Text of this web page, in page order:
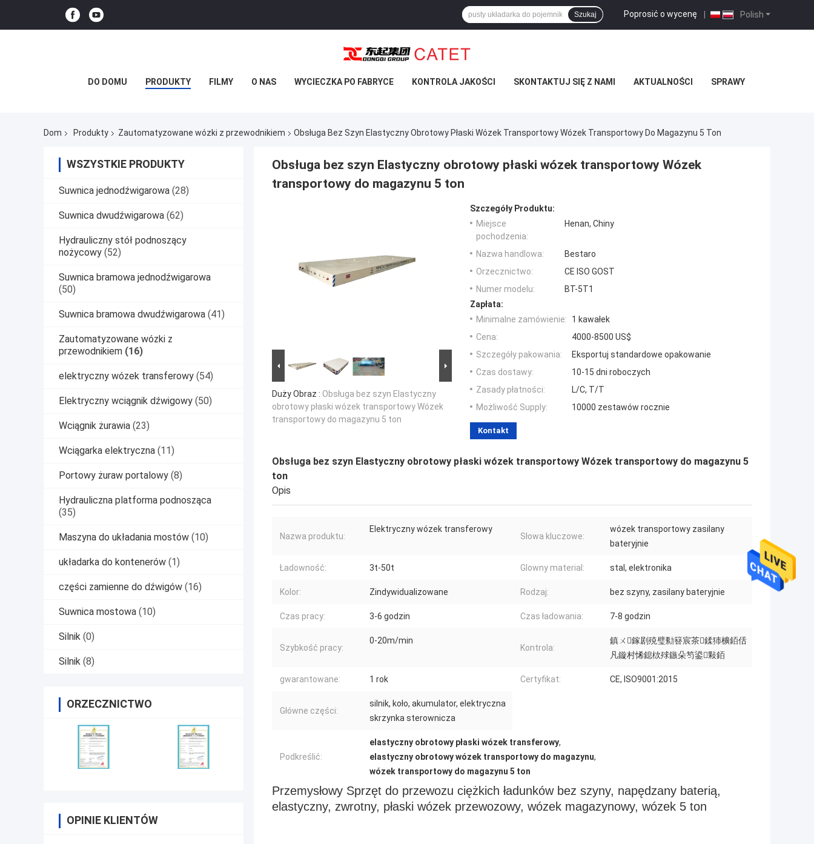
Polish
Poprosić o wycenę |
Szukaj
DO DOMU PRODUKTY FILMY O NAS WYCIECZKA PO FABRYCE KONTROLA JAKOŚCI SKONTAKTUJ SIĘ Z NAMI AKTUALNOŚCI SPRAWY
Dom Produkty Zautomatyzowane wózki z przewodnikiem Obsługa Bez Szyn Elastyczny Obrotowy Płaski Wózek Transportowy Wózek Transportowy Do Magazynu 5 Ton
WSZYSTKIE PRODUKTY
Suwnica jednodźwigarowa (28)
Suwnica dwudźwigarowa (62)
Hydrauliczny stół podnoszący
nożycowy (52)
Suwnica bramowa jednodźwigarowa
(50)
Suwnica bramowa dwudźwigarowa (41)
Zautomatyzowane wózki z
przewodnikiem (16)
elektryczny wózek transferowy (54)
Elektryczny wciągnik dźwigowy (50)
Wciągnik żurawia (23)
Wciągarka elektryczna (11)
Portowy żuraw portalowy (8)
Hydrauliczna platforma podnosząca
(35)
Maszyna do układania mostów (10)
układarka do kontenerów (1)
części zamienne do dźwigów (16)
Suwnica mostowa (10)
Silnik (0)
Silnik (8)
ORZECZNICTWO
OPINIE KLIENTÓW
Obsługa bez szyn Elastyczny obrotowy płaski wózek transportowy Wózek
transportowy do magazynu 5 ton
Duży Obraz : Obsługa bez szyn Elastyczny
obrotowy płaski wózek transportowy Wózek
transportowy do magazynu 5 ton
Szczegóły Produktu:
Miejsce
pochodzenia:
Henan, Chiny
Nazwa handlowa:
Bestaro
Orzecznictwo:
CE ISO GOST
Numer modelu:
BT-5T1
Zapłata:
Minimalne zamówienie:
1 kawałek
Cena:
4000-8500 US$
Szczegóły pakowania:
Eksportuj standardowe opakowanie
Czas dostawy:
10-15 dni roboczych
Zasady płatności:
L/C, T/T
Możliwość Supply:
10000 zestawów rocznie
Kontakt
Obsługa bez szyn Elastyczny obrotowy płaski wózek transportowy Wózek transportowy do magazynu 5
ton
Opis
Nazwa produktu:
Elektryczny wózek transferowy
Słowa kluczowe:
wózek transportowy zasilany
bateryjnie
Ładowność: 3t-50t Glowny material: stal, elektronika
Kolor: Zindywidualizowane Rodzaj: bez szyny, zasilany bateryjnie
Czas pracy: 3-6 godzin Czas ładowania: 7-8 godzin
Szybkość pracy:
0-20m/min
Kontrola:
鎮ㄨ鎵剧殑璧勬簮宸茶鍒犻櫎銆佸
凡鏇村悕鎴栨殏鏃朵笉鍙敤銆
gwarantowane: 1 rok Certyfikat: CE, ISO9001:2015
Główne części:
silnik, koło, akumulator, elektryczna
skrzynka sterownicza
Podkreślić:
elastyczny obrotowy płaski wózek transferowy,
elastyczny obrotowy wózek transportowy do magazynu,
wózek transportowy do magazynu 5 ton
Przemysłowy Sprzęt do przewozu ciężkich ładunków bez szyny, napędzany baterią,
elastyczny, zwrotny, płaski wózek przewozowy, wózek magazynowy, wózek 5 ton